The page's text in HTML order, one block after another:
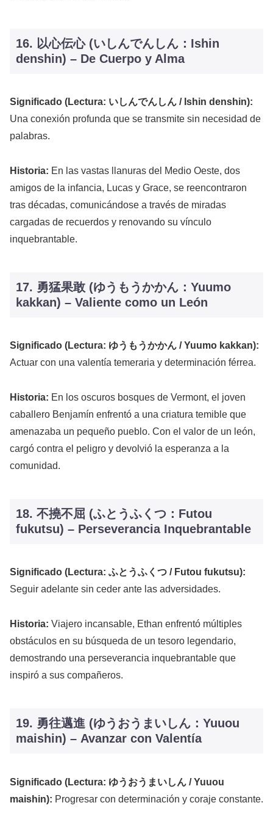
16. 以心伝心 (いしんでんしん：Ishin
denshin) – De Cuerpo y Alma
Significado (Lectura: いしんでんしん / Ishin denshin):
Una conexión profunda que se transmite sin necesidad de
palabras.
Historia: En las vastas llanuras del Medio Oeste, dos
amigos de la infancia, Lucas y Grace, se reencontraron
tras décadas, comunicándose a través de miradas
cargadas de recuerdos y renovando su vínculo
inquebrantable.
17. 勇猛果敢 (ゆうもうかかん：Yuumo
kakkan) – Valiente como un León
Significado (Lectura: ゆうもうかかん / Yuumo kakkan):
Actuar con una valentía temeraria y determinación férrea.
Historia: En los oscuros bosques de Vermont, el joven
caballero Benjamín enfrentó a una criatura temible que
amenazaba un pequeño pueblo. Con el valor de un león,
cargó contra el peligro y devolvió la esperanza a la
comunidad.
18. 不撓不屈 (ふとうふくつ：Futou
fukutsu) – Perseverancia Inquebrantable
Significado (Lectura: ふとうふくつ / Futou fukutsu):
Seguir adelante sin ceder ante las adversidades.
Historia: Viajero incansable, Ethan enfrentó múltiples
obstáculos en su búsqueda de un tesoro legendario,
demostrando una perseverancia inquebrantable que
inspiró a sus compañeros.
19. 勇往邁進 (ゆうおうまいしん：Yuuou
maishin) – Avanzar con Valentía
Significado (Lectura: ゆうおうまいしん / Yuuou
maishin): Progresar con determinación y coraje constante.